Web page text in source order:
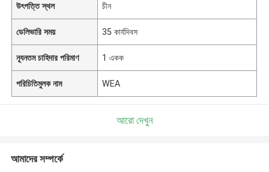
উৎপত্তি স্থল চীন
ডেলিভারি সময় 35 কার্যদিবস
ন্যূনতম চাহিদার পরিমাণ 1 একক
পরিচিতিমুলক নাম WEA
আরো দেখুন
আমাদের সম্পর্কে